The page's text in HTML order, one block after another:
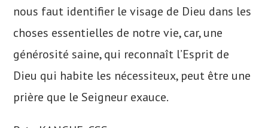
nous faut identifier le visage de Dieu dans les
choses essentielles de notre vie, car, une
générosité saine, qui reconnaît l’Esprit de
Dieu qui habite les nécessiteux, peut être une
prière que le Seigneur exauce.